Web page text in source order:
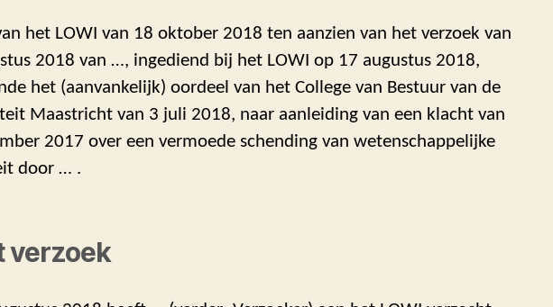
het LOWI van 18 oktober 2018 ten aanzien van het verzoek van
2018 van …, ingediend bij het LOWI op 17 augustus 2018,
het (aanvankelijk) oordeel van het College van Bestuur van de
Maastricht van 3 juli 2018, naar aanleiding van een klacht van
2017 over een vermoede schending van wetenschappelijke
door … .
verzoek